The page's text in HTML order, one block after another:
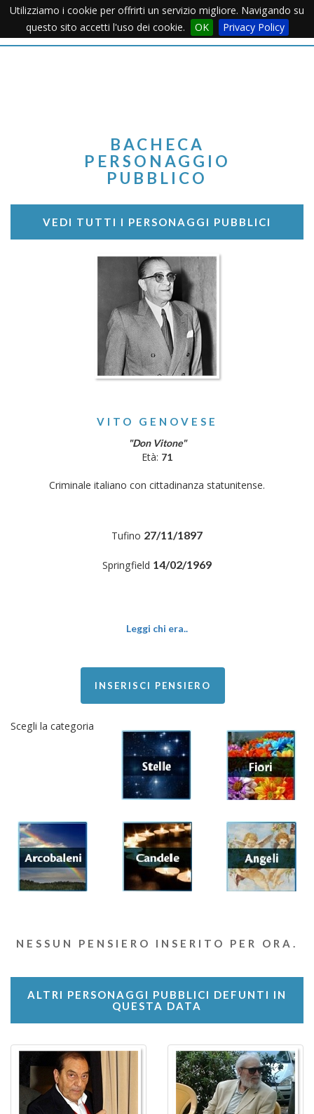
Utilizziamo i cookie per offrirti un servizio migliore. Navigando su
questo sito accetti l'uso dei cookie.
OK Privacy PolicyMenu
BACHECA
PERSONAGGIO
PUBBLICO
VEDI TUTTI I PERSONAGGI PUBBLICI
VITO GENOVESE
"Don Vitone"
Età: 71
Criminale italiano con cittadinanza statunitense.
Tufino 27/11/1897
Springfield 14/02/1969
Leggi chi era..
INSERISCI PENSIERO
Scegli la categoria
NESSUN PENSIERO INSERITO PER ORA.
ALTRI PERSONAGGI PUBBLICI DEFUNTI IN
QUESTA DATA